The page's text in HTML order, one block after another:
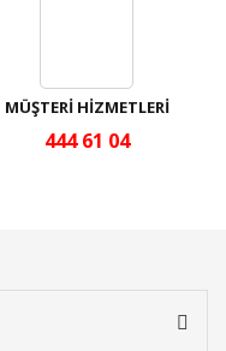
MÜŞTERİ HİZMETLERİ
444 61 04